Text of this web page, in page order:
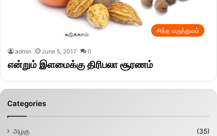
சித்த மருத்துவம்
admin June 5, 2017 0
என்றும் இளமைக்கு திரிபலா சூரணம்
Categories
அழகு
(35)